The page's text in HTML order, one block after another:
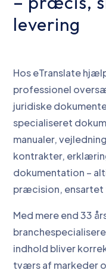
levering
Hos eTranslate
professionel
juridiske
specialiseret
manualer,
kontrakter,
dokumentation –
præcision,
Med mere end 33
indhold bliver
tværs af markeder